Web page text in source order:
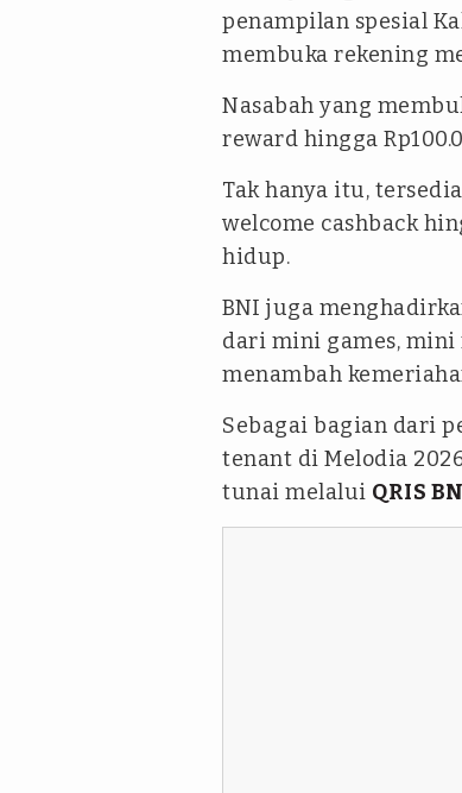
penampilan spesial
membuka rekening
Nasabah yang
reward hingga
Tak hanya itu,
welcome cashback
hidup.
BNI juga
dari mini games,
menambah
Sebagai bagian dari
tenant di Melodia
tunai melalui QRIS